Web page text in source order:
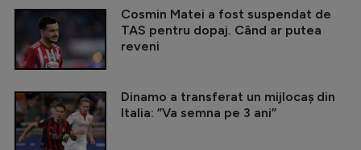
Cosmin Matei a fost suspendat de
TAS pentru dopaj. Când ar putea
reveni
Dinamo a transferat un mijlocaș din
Italia: ”Va semna pe 3 ani”